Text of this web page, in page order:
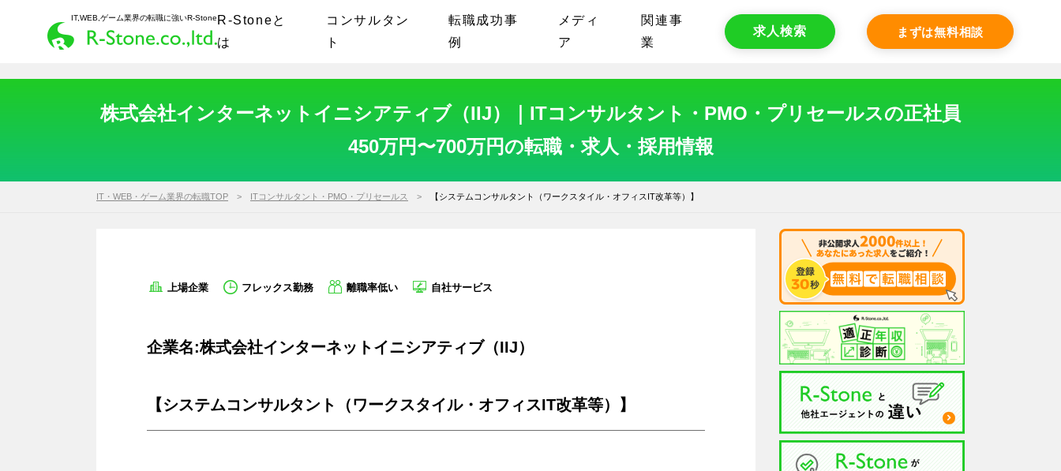
IT,WEB,ゲーム業界の転職に強いR-Stone R-Stoneと
は
コンサルタン
ト
転職成功事
例
メディ
ア
関連事
業
求人検索 まずは無料相談
株式会社インターネットイニシアティブ（IIJ）｜ITコンサルタント・PMO・プリセールスの正社員
450万円〜700万円の転職・求人・採用情報
IT・WEB・ゲーム業界の転職TOP ITコンサルタント・PMO・プリセールス 【システムコンサルタント（ワークスタイル・オフィスIT改革等）】
上場企業 フレックス勤務 離職率低い 自社サービス
企業名:株式会社インターネットイニシアティブ（IIJ）
【システムコンサルタント（ワークスタイル・オフィスIT改革等）】